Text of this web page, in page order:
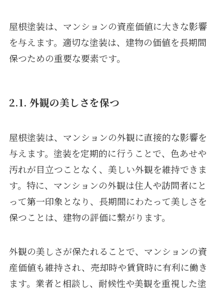
屋根塗装は、マンションの資産価値に大きな影響
を与えます。適切な塗装は、建物の価値を長期間
保つための重要な要素です。
2.1. 外観の美しさを保つ
屋根塗装は、マンションの外観に直接的な影響を
与えます。塗装を定期的に行うことで、色あせや
汚れが目立つことなく、美しい外観を維持できま
す。特に、マンションの外観は住人や訪問者にと
って第一印象となり、長期間にわたって美しさを
保つことは、建物の評価に繋がります。
外観の美しさが保たれることで、マンションの資
産価値も維持され、売却時や賃貸時に有利に働き
ます。業者と相談し、耐候性や美観を重視した塗